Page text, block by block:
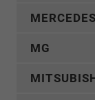
MG